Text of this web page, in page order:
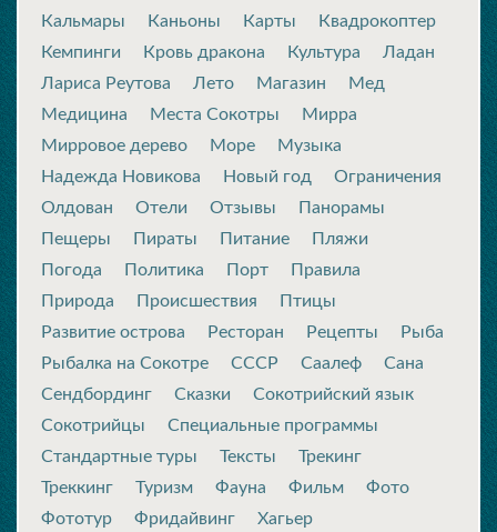
Кальмары
Каньоны Карты
Квадрокоптер
Кемпинги
Кровь дракона Культура
Ладан
Лариса Реутова
Лето Магазин
Мед
Медицина
Места Сокотры
Мирра
Мирровое дерево
Море
Музыка
Надежда Новикова
Новый год
Ограничения
Олдован
Отели Отзывы
Панорамы
Пещеры
Пираты Питание
Пляжи
Погода
Политика Порт
Правила
Природа
Происшествия
Птицы
Развитие острова
Ресторан Рецепты
Рыба
Рыбалка на Сокотре
СССР Саалеф
Сана
Сендбординг
Сказки
Сокотрийский язык
Сокотрийцы
Специальные программы
Стандартные туры
Тексты
Трекинг
Треккинг
Туризм Фауна Фильм
Фото
Фототур
Фридайвинг Хагьер